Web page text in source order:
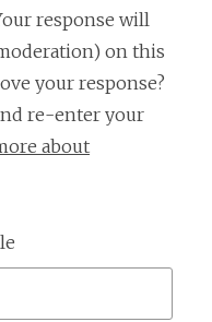
response will
on this
your response?
re-enter your
about